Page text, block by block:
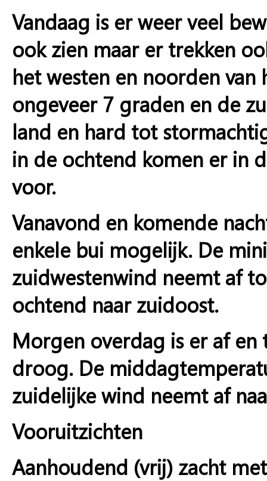
Vandaag is er weer veel
ook zien maar er trekken
het westen en noorden
ongeveer 7 graden en de
land en hard tot
in de ochtend komen er in
voor.
Vanavond en komende
enkele bui mogelijk. De
zuidwestenwind neemt af
ochtend naar zuidoost.
Morgen overdag is er af
droog. De
zuidelijke wind neemt af
Vooruitzichten
Aanhoudend (vrij) zacht